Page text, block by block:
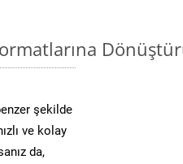
şekilde
ve kolay
da,